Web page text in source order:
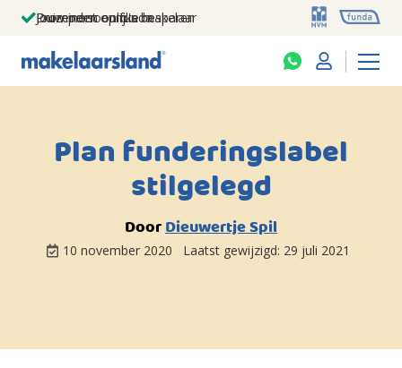
Jouw persoonlijke makelaar
Duizenden euro's besparen
Prominent op funda
Plan funderingslabel
stilgelegd
DoorDieuwertje Spil
10 november 2020 Laatst gewijzigd: 29 juli 2021